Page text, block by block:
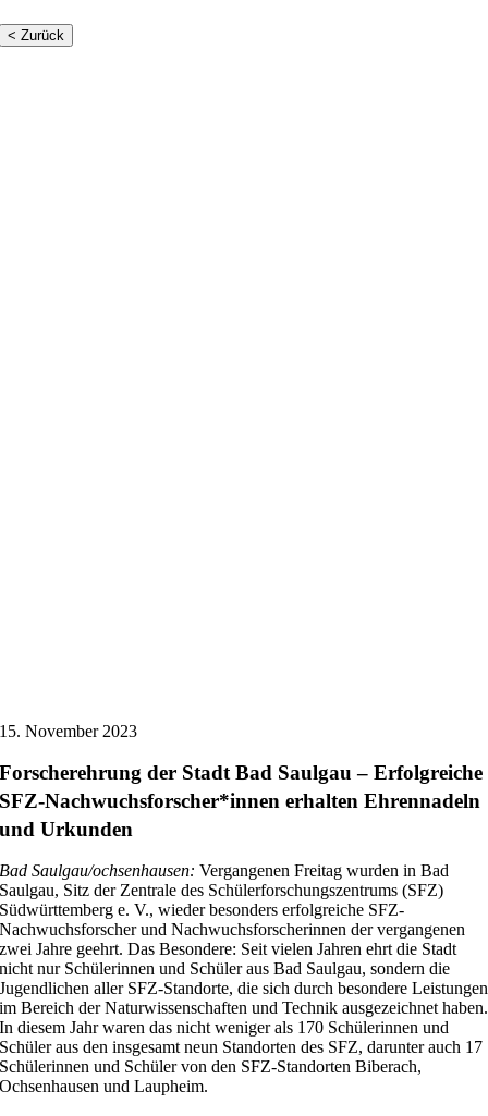
< Zurück
15. November 2023
Forscherehrung der Stadt Bad Saulgau – Erfolgreiche
SFZ-Nachwuchsforscher*innen erhalten Ehrennadeln
und Urkunden
Bad Saulgau/ochsenhausen: Vergangenen Freitag wurden in Bad
Saulgau, Sitz der Zentrale des Schülerforschungszentrums (SFZ)
Südwürttemberg e. V., wieder besonders erfolgreiche SFZ-
Nachwuchsforscher und Nachwuchsforscherinnen der vergangenen
zwei Jahre geehrt. Das Besondere: Seit vielen Jahren ehrt die Stadt
nicht nur Schülerinnen und Schüler aus Bad Saulgau, sondern die
Jugendlichen aller SFZ-Standorte, die sich durch besondere Leistungen
im Bereich der Naturwissenschaften und Technik ausgezeichnet haben.
In diesem Jahr waren das nicht weniger als 170 Schülerinnen und
Schüler aus den insgesamt neun Standorten des SFZ, darunter auch 17
Schülerinnen und Schüler von den SFZ-Standorten Biberach,
Ochsenhausen und Laupheim.